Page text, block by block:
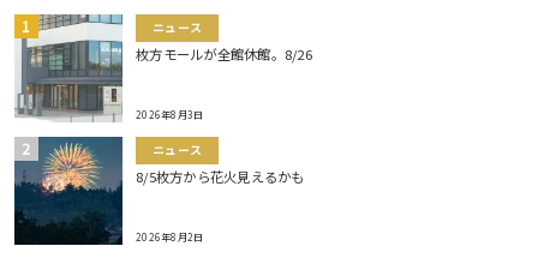
ニュース
枚方モールが全館休館。8/26
2026年8月3日
ニュース
8/5枚方から花火見えるかも
2026年8月2日